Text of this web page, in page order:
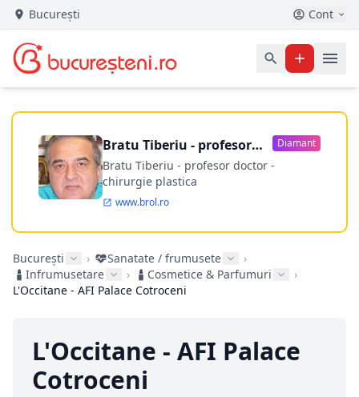
București Cont
Bratu Tiberiu - profesor
doctor
Diamant
Bratu Tiberiu - profesor doctor -
chirurgie plastica
www.brol.ro
București › Sanatate / frumusete
›
Infrumusetare
› Cosmetice & Parfumuri
›
L'Occitane - AFI Palace Cotroceni
L'Occitane - AFI Palace
Cotroceni